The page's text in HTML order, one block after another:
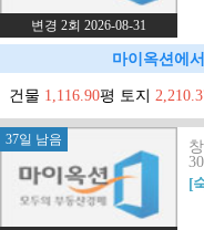
변경 2회 2026-08-31
마이옥션에
건물 1,116.90평 토지
37일 남음
[